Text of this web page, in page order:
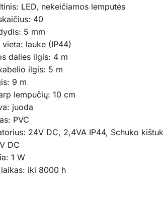
LED, nekeičiamos lemputės
40
5 mm
lauke (IP44)
dalies ilgis: 4 m
ilgis: 5 m
9 m
lempučių: 10 cm
juoda
PVC
24V DC, 2,4VA IP44, Schuko
DC
1 W
iki 8000 h